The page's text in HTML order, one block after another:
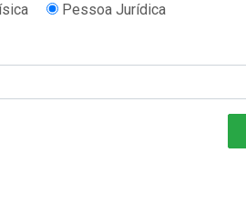
Pessoa Jurídica